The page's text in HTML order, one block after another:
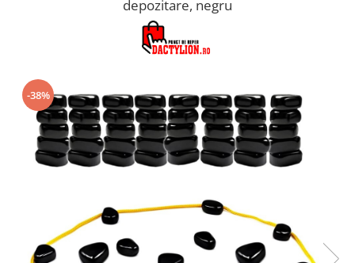
depozitare, negru
-38%